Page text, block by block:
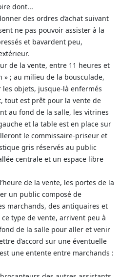
dont...
des ordres d’achat suivant
ne pas pouvoir assister à la
et bavardent peu,
de la vente, entre 11 heures et
» ; au milieu de la bousculade,
objets, jusque-là enfermés
tout est prêt pour la vente de
au fond de la salle, les vitrines
et la table est en place sur
le commissaire-priseur et
gris réservés au public
centrale et un espace libre
de la vente, les portes de la
un public composé de
marchands, des antiquaires et
type de vente, arrivent peu à
de la salle pour aller et venir
d’accord sur une éventuelle
une entente entre marchands :